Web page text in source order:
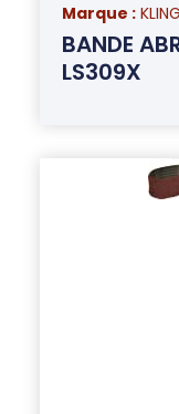
Marque :
BANDE
LS309X